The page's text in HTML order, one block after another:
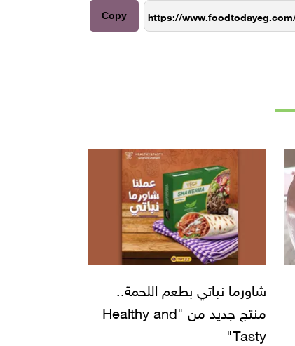
Copy
شاورما نباتي بطعم اللحمة..
منتج جديد من "Healthy and
Tasty"